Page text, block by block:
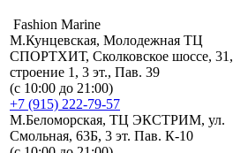
Fashion Marine
М.Кунцевская, Молодежная ТЦ
СПОРТХИТ, Сколковское шоссе, 31,
строение 1, 3 эт., Пав. 39
(с 10:00 до 21:00)
+7 (915) 222-79-57
М.Беломорская, ТЦ ЭКСТРИМ, ул.
Смольная, 63Б, 3 эт. Пав. К-10